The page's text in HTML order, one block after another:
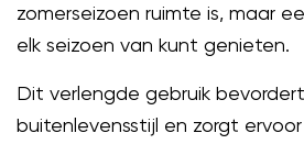
zomerseizoen ruimte is, maar
elk seizoen van kunt genieten.
Dit verlengde gebruik
buitenlevensstijl en zorgt